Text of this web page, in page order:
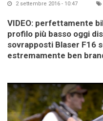
2 settembre 2016 - 10:47
VIDEO: perfettamente
profilo più basso oggi
sovrapposti Blaser F16
estremamente ben